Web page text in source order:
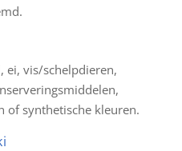
ei, vis/schelpdieren,
of synthetische kleuren.